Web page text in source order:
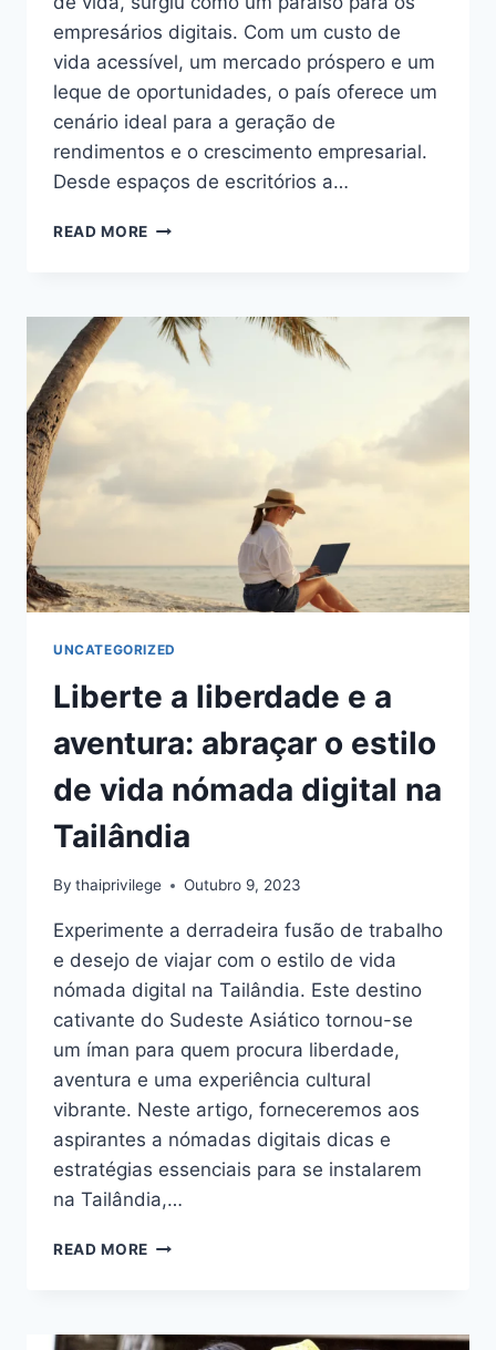
empresários digitais. Com um custo de
vida acessível, um mercado próspero e um
leque de oportunidades, o país oferece um
cenário ideal para a geração de
rendimentos e o crescimento empresarial.
Desde espaços de escritórios a…
READ MORE TAILÂNDIA:
OS
EMPRESÁRIOS
DIGITAIS
UNCATEGORIZED
Liberte a liberdade e a
aventura: abraçar o estilo
de vida nómada digital na
Tailândia
By thaiprivilege Outubro 9, 2023
Experimente a derradeira fusão de trabalho
e desejo de viajar com o estilo de vida
nómada digital na Tailândia. Este destino
cativante do Sudeste Asiático tornou-se
um íman para quem procura liberdade,
aventura e uma experiência cultural
vibrante. Neste artigo, forneceremos aos
aspirantes a nómadas digitais dicas e
estratégias essenciais para se instalarem
na Tailândia,…
READ MORE LIBERTE
A